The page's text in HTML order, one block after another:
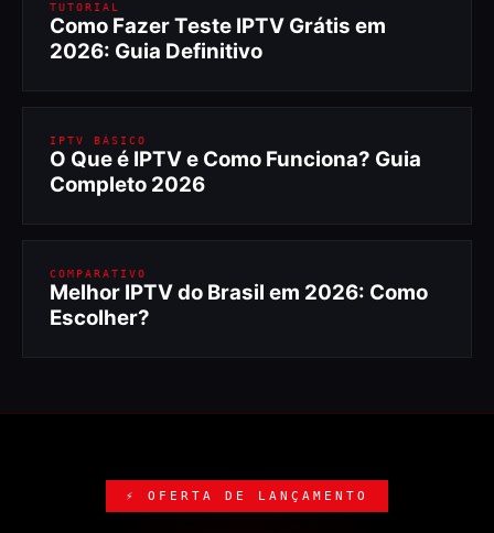
TUTORIAL
Como Fazer Teste IPTV Grátis em
2026: Guia Definitivo
IPTV BÁSICO
O Que é IPTV e Como Funciona? Guia
Completo 2026
COMPARATIVO
Melhor IPTV do Brasil em 2026: Como
Escolher?
⚡ OFERTA DE LANÇAMENTO